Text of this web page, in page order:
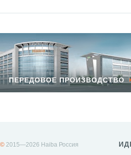
ПЕРЕДОВОЕ ПРОИЗВОДСТВО
© 2015—2026 Haiba Россия